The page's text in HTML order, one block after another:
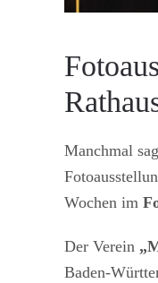
Manchmal
Wochen im
Der Verein
Baden-